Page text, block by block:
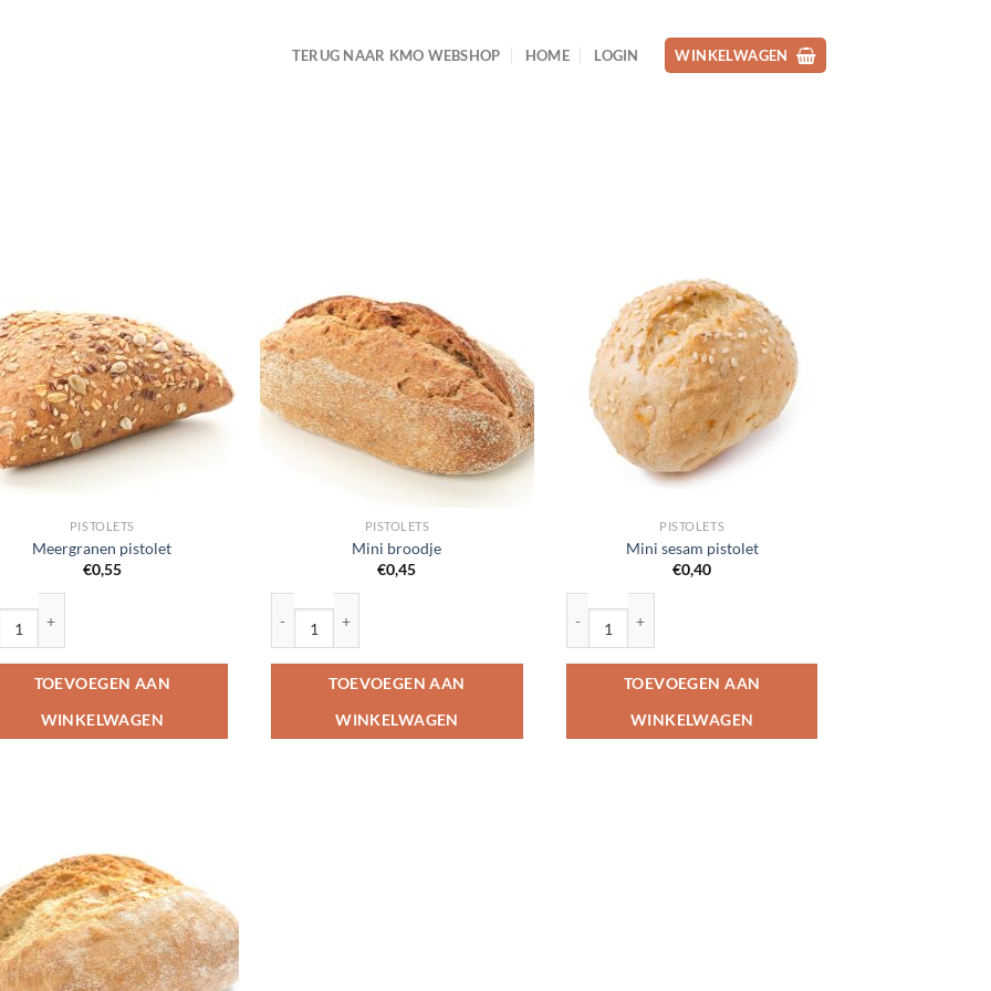
TERUG NAAR KMO WEBSHOP HOME LOGIN WINKELWAGEN
PISTOLETS
Meergranen pistolet
€0,55
TOEVOEGEN AAN
WINKELWAGEN
PISTOLETS
Mini broodje
€0,45
TOEVOEGEN AAN
WINKELWAGEN
PISTOLETS
Mini sesam pistolet
€0,40
TOEVOEGEN AAN
WINKELWAGEN